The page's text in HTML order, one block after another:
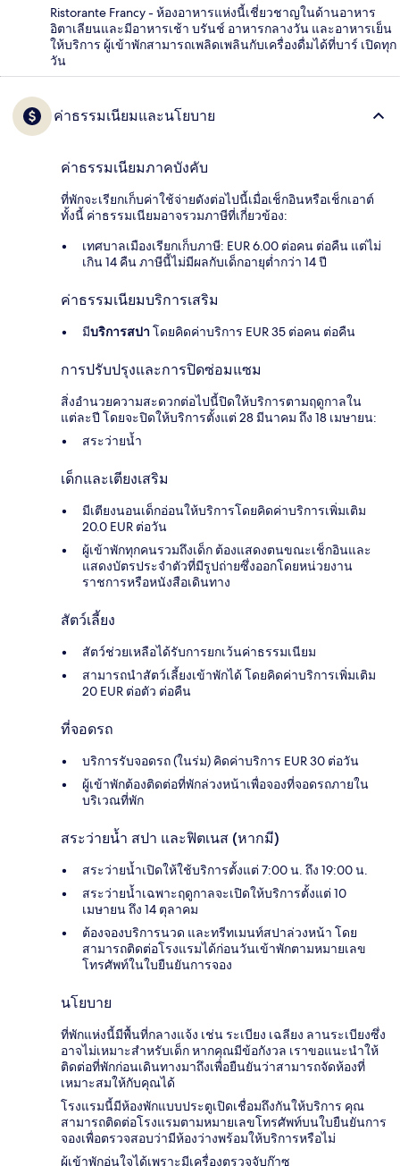
Ristorante Francy - ห้องอาหารแห่งนี้เชี่ยวชาญในด้านอาหาร
อิตาเลียนและมีอาหารเช้า บรันช์ อาหารกลางวัน และอาหารเย็น
ให้บริการ ผู้เข้าพักสามารถเพลิดเพลินกับเครื่องดื่มได้ที่บาร์ เปิดทุก
วัน
ค่าธรรมเนียมและนโยบาย
ค่าธรรมเนียมภาคบังคับ
ที่พักจะเรียกเก็บค่าใช้จ่ายดังต่อไปนี้เมื่อเช็กอินหรือเช็กเอาต์
ทั้งนี้ ค่าธรรมเนียมอาจรวมภาษีที่เกี่ยวข้อง:
เทศบาลเมืองเรียกเก็บภาษี: EUR 6.00 ต่อคน ต่อคืน แต่ไม่
เกิน 14 คืน ภาษีนี้ไม่มีผลกับเด็กอายุต่ำกว่า 14 ปี
ค่าธรรมเนียมบริการเสริม
มีบริการสปา โดยคิดค่าบริการ EUR 35 ต่อคน ต่อคืน
การปรับปรุงและการปิดซ่อมแซม
สิ่งอำนวยความสะดวกต่อไปนี้ปิดให้บริการตามฤดูกาลใน
แต่ละปี โดยจะปิดให้บริการตั้งแต่ 28 มีนาคม ถึง 18 เมษายน:
สระว่ายน้ำ
เด็กและเตียงเสริม
มีเตียงนอนเด็กอ่อนให้บริการโดยคิดค่าบริการเพิ่มเติม
20.0 EUR ต่อวัน
ผู้เข้าพักทุกคนรวมถึงเด็ก ต้องแสดงตนขณะเช็กอินและ
แสดงบัตรประจำตัวที่มีรูปถ่ายซึ่งออกโดยหน่วยงาน
ราชการหรือหนังสือเดินทาง
สัตว์เลี้ยง
สัตว์ช่วยเหลือได้รับการยกเว้นค่าธรรมเนียม
สามารถนำสัตว์เลี้ยงเข้าพักได้ โดยคิดค่าบริการเพิ่มเติม
20 EUR ต่อตัว ต่อคืน
ที่จอดรถ
บริการรับจอดรถ (ในร่ม) คิดค่าบริการ EUR 30 ต่อวัน
ผู้เข้าพักต้องติดต่อที่พักล่วงหน้าเพื่อจองที่จอดรถภายใน
บริเวณที่พัก
สระว่ายน้ำ สปา และฟิตเนส (หากมี)
สระว่ายน้ำเปิดให้ใช้บริการตั้งแต่ 7:00 น. ถึง 19:00 น.
สระว่ายน้ำเฉพาะฤดูกาลจะเปิดให้บริการตั้งแต่ 10
เมษายน ถึง 14 ตุลาคม
ต้องจองบริการนวด และทรีทเมนท์สปาล่วงหน้า โดย
สามารถติดต่อโรงแรมได้ก่อนวันเข้าพักตามหมายเลข
โทรศัพท์ในใบยืนยันการจอง
นโยบาย
ที่พักแห่งนี้มีพื้นที่กลางแจ้ง เช่น ระเบียง เฉลียง ลานระเบียงซึ่ง
อาจไม่เหมาะสำหรับเด็ก หากคุณมีข้อกังวล เราขอแนะนำให้
ติดต่อที่พักก่อนเดินทางมาถึงเพื่อยืนยันว่าสามารถจัดห้องที่
เหมาะสมให้กับคุณได้
โรงแรมนี้มีห้องพักแบบประตูเปิดเชื่อมถึงกันให้บริการ คุณ
สามารถติดต่อโรงแรมตามหมายเลขโทรศัพท์บนใบยืนยันการ
จองเพื่อตรวจสอบว่ามีห้องว่างพร้อมให้บริการหรือไม่
ผู้เข้าพักอุ่นใจได้เพราะมีเครื่องตรวจจับก๊าซ